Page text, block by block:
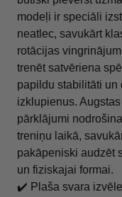
modeļi ir speciāli
neatlec, savukārt
rotācijas
trenēt satvēriena
papildu stabilitāti un
izklupienus.
pārklājumi
treniņu laikā,
pakāpeniski audzēt
un fiziskajai formai.
✔️ Plaša svara